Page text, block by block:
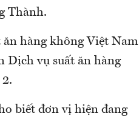
Thành.
hàng không Việt Nam
Dịch vụ suất ăn hàng
biết đơn vị hiện đang